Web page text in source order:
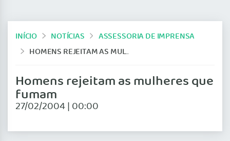
INÍCIO NOTÍCIAS
ASSESSORIA DE IMPRENSA
HOMENS REJEITAM AS MULHERES QUE FUMAM
Homens rejeitam as mulheres que
fumam
27/02/2004 | 00:00